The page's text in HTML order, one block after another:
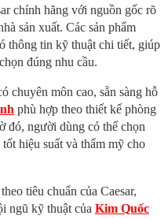
chính hãng với nguồn gốc rõ
sản xuất. Các sản phẩm
thông tin kỹ thuật chi tiết, giúp
đúng nhu cầu.
chuyên môn cao, sẵn sàng hỗ
phù hợp theo thiết kế phòng
đó, người dùng có thể chọn
hiệu suất và thẩm mỹ cho
tiêu chuẩn của Caesar,
ngũ kỹ thuật của Kim Quốc